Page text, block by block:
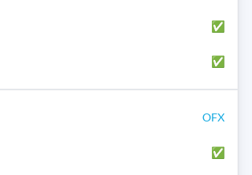
✅
✅
OFX
✅